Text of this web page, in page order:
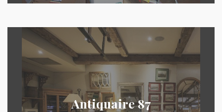
Antiquaire 87